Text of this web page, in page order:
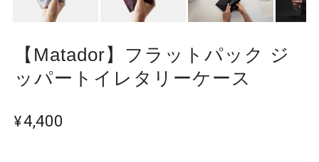
【Matador】フラットパック ジ
ッパートイレタリーケース
¥4,400